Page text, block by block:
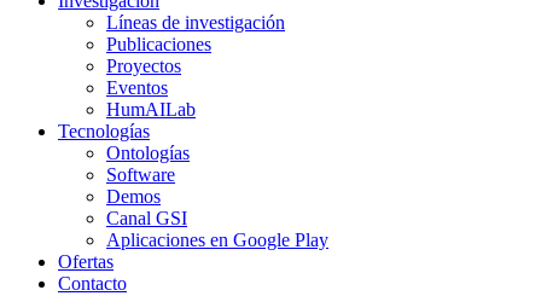
Líneas de investigación
Publicaciones
Proyectos
Eventos
HumAILab
Tecnologías
Ontologías
Software
Demos
Canal GSI
Aplicaciones en Google Play
Ofertas
Contacto